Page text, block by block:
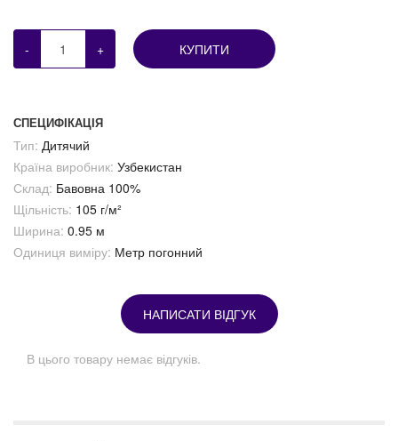
- + КУПИТИ
СПЕЦИФІКАЦІЯ
Тип: Дитячий
Країна виробник: Узбекистан
Склад: Бавовна 100%
Щільність: 105 г/м²
Ширина: 0.95 м
Одиниця виміру: Метр погонний
НАПИСАТИ ВІДГУК
В цього товару немає відгуків.